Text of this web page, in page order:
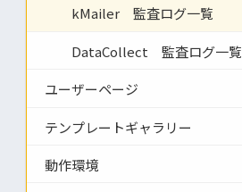
kMailer 監査ログ一覧
DataCollect 監査ログ一覧
ユーザーページ
テンプレートギャラリー
動作環境